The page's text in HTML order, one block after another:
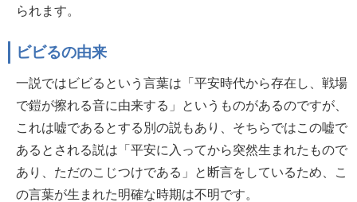
られます。
ビビるの由来
一説ではビビるという言葉は「平安時代から存在し、戦場
で鎧が擦れる音に由来する」というものがあるのですが、
これは嘘であるとする別の説もあり、そちらではこの嘘で
あるとされる説は「平安に入ってから突然生まれたもので
あり、ただのこじつけである」と断言をしているため、こ
の言葉が生まれた明確な時期は不明です。